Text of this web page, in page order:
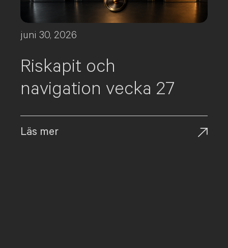
juni 30, 2026
Riskapit och
navigation vecka 27
Läs mer